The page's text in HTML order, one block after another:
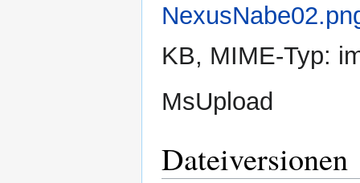
KB, MIME-Typ:
MsUpload
Dateiversionen